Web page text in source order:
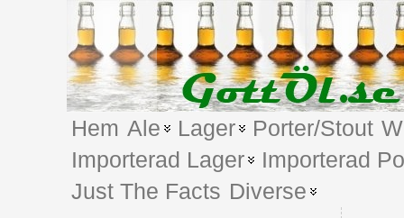
Hem Ale Lager Porter/Stout
Importerad Lager
Importerad
Just The Facts Diverse